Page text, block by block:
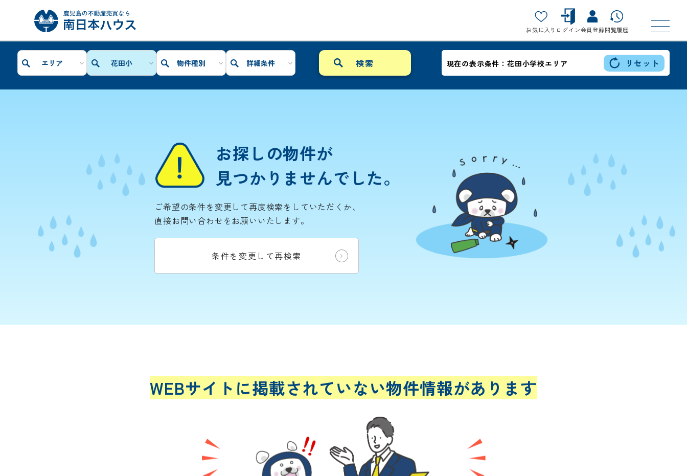
お気に入り ログイン会員登録閲覧履歴
エリア 花田小 物件種別 詳細条件 現在の表示条件： 花田小学校エリア リセット
お探しの物件が
見つかりませんでした。
ご希望の条件を変更して再度検索をしていただくか、
直接お問い合わせをお願いいたします。
条件を変更して再検索
WEBサイトに掲載されていない物件情報があります